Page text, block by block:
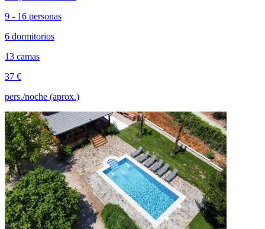
9 - 16 personas
6 dormitorios
13 camas
37 €
pers./noche (aprox.)